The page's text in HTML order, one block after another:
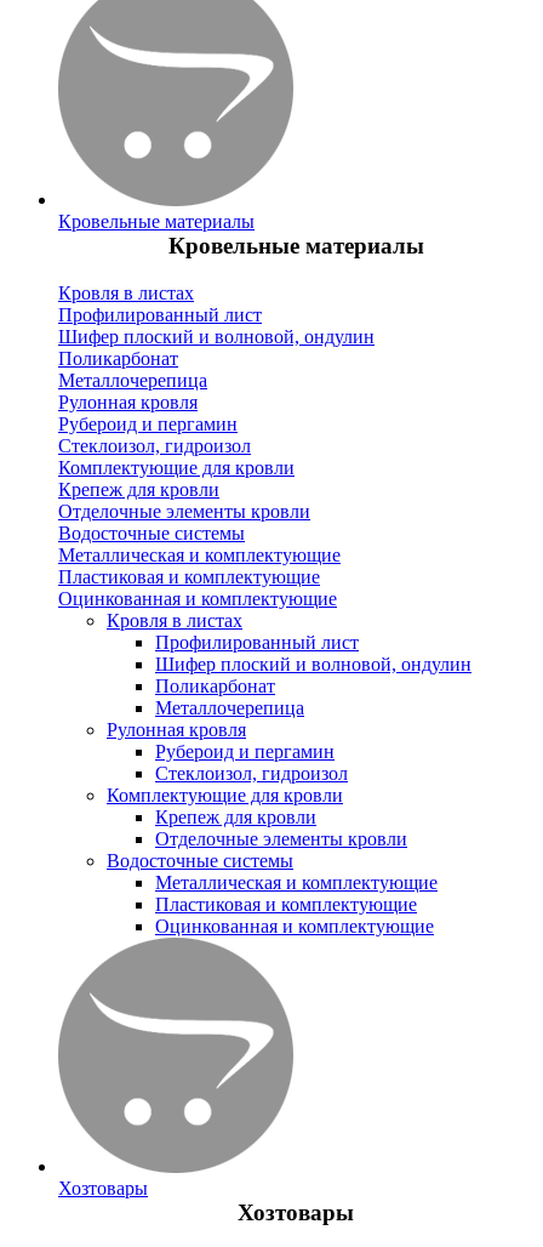
Кровельные материалы
Кровельные материалы
Кровля в листах
Профилированный лист
Шифер плоский и волновой, ондулин
Поликарбонат
Металлочерепица
Рулонная кровля
Рубероид и пергамин
Стеклоизол, гидроизол
Комплектующие для кровли
Крепеж для кровли
Отделочные элементы кровли
Водосточные системы
Металлическая и комплектующие
Пластиковая и комплектующие
Оцинкованная и комплектующие
Кровля в листах
Профилированный лист
Шифер плоский и волновой, ондулин
Поликарбонат
Металлочерепица
Рулонная кровля
Рубероид и пергамин
Стеклоизол, гидроизол
Комплектующие для кровли
Крепеж для кровли
Отделочные элементы кровли
Водосточные системы
Металлическая и комплектующие
Пластиковая и комплектующие
Оцинкованная и комплектующие
Хозтовары
Хозтовары